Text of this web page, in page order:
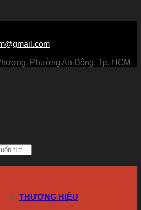
Phường An Đông, Tp. HCM
THƯƠNG HIỆU